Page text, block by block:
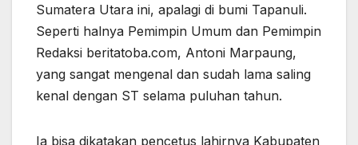
Sumatera Utara ini, apalagi di bumi Tapanuli.
Seperti halnya Pemimpin Umum dan Pemimpin
Redaksi beritatoba.com, Antoni Marpaung,
yang sangat mengenal dan sudah lama saling
kenal dengan ST selama puluhan tahun.
Ia bisa dikatakan pencetus lahirnya Kabupaten